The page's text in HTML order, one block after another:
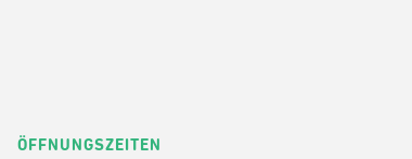
ÖFFNUNGSZEITEN